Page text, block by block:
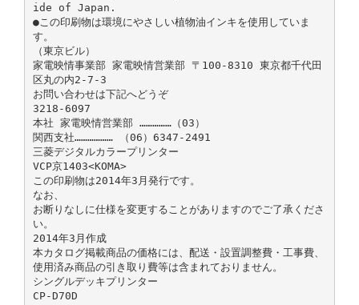
ide of Japan.
●この印刷物は環境にやさしい植物油インキを使用していま
す。
（東京ビル）
家電映情事業部 家電映情営業部 〒100-8310 東京都千代田
区丸の内2-7-3
お問い合わせは下記へどうぞ
3218-6097
本社 家電映情営業部 ……………（03）
関西支社……………… （06）6347-2491
三菱デジタルカラープリンター
VCP京1403<KOMA>
この印刷物は2014年3月発行です。
なお、
お断りなしに仕様を変更することがありますのでご了承くださ
い。
2014年3月作成
本カタログ掲載商品の価格には、配送・設置調整費・工事費、
使用済み商品の引き取り費等は含まれておりません。
シングルデッキプリンター
CP-D70D